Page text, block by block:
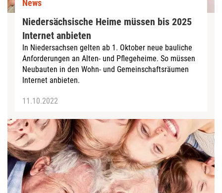
News
Niedersächsische Heime müssen bis 2025
Internet anbieten
In Niedersachsen gelten ab 1. Oktober neue bauliche
Anforderungen an Alten- und Pflegeheime. So müssen
Neubauten in den Wohn- und Gemeinschaftsräumen
Internet anbieten.
11.10.2022